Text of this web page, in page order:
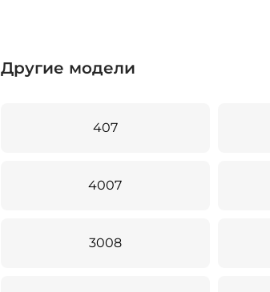
Другие модели
407
4007
3008